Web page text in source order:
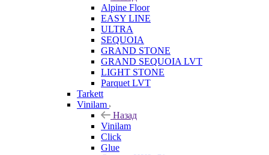
Alpine Floor
EASY LINE
ULTRA
SEQUOIA
GRAND STONE
GRAND SEQUOIA LVT
LIGHT STONE
Parquet LVT
Tarkett
Vinilam
Назад
Vinilam
Click
Glue